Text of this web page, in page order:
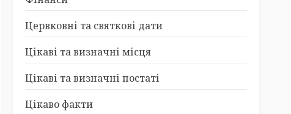
Цервковні та святкові дати
Цікаві та визначні місця
Цікаві та визначні постаті
Цікаво факти